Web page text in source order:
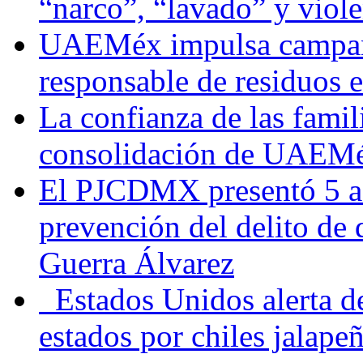
“narco”, “lavado” y
UAEMéx impulsa
responsable de residuos
La confianza de las
consolidación de
El PJCDMX presentó 5
prevención del delito de
Guerra Álvarez
Estados Unidos alerta
estados por chiles